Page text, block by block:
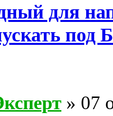
для
под
» 07